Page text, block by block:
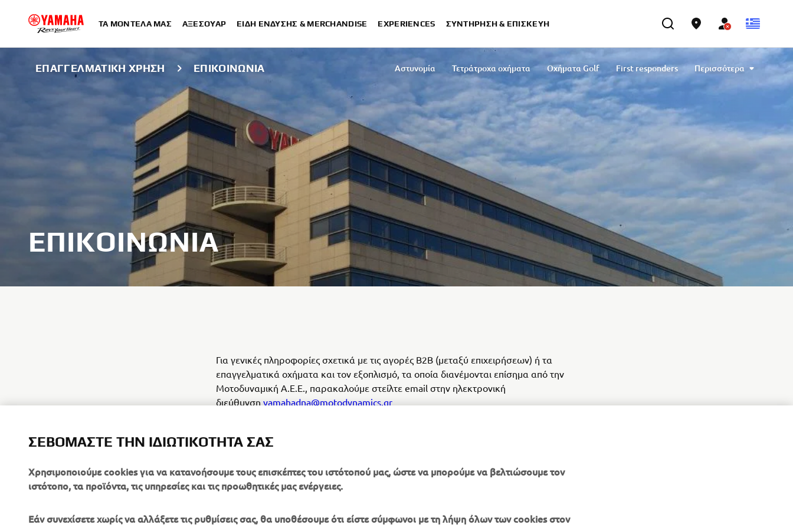
ΤΑ ΜΟΝΤΈΛΑ ΜΑΣ ΑΞΕΣΟΥΆΡ ΕΊΔΗ ΈΝΔΥΣΗΣ & MERCHANDISE EXPERIENCES ΣΥΝΤΉΡΗΣΗ & ΕΠΙΣΚΕΥΉ
ΕΠΑΓΓΕΛΜΑΤΙΚΉ ΧΡΉΣΗ ΕΠΙΚΟΙΝΩΝΊΑ Αστυνομία Τετράτροχα οχήματα Οχήματα Golf
First responders
Σχολές Οδήγησης
Γεννήτριες Επικοινωνία
Περισσότερα
ΕΠΙΚΟΙΝΩΝΊΑ
Για γενικές πληροφορίες σχετικά με τις αγορές B2B (μεταξύ επιχειρήσεων) ή τα
επαγγελματικά οχήματα και τον εξοπλισμό, τα οποία διανέμονται επίσημα από την
Μοτοδυναμική Α.Ε.Ε., παρακαλούμε στείλτε email στην ηλεκτρονική
διεύθυνση yamahadna@motodynamics.gr
ΣΕΒΌΜΑΣΤΕ ΤΗΝ ΙΔΙΩΤΙΚΌΤΗΤΆ ΣΑΣ
Χρησιμοποιούμε cookies για να κατανοήσουμε τους επισκέπτες του ιστότοπού μας, ώστε να μπορούμε να βελτιώσουμε τον
ιστότοπο, τα προϊόντα, τις υπηρεσίες και τις προωθητικές μας ενέργειες.
Εάν συνεχίσετε χωρίς να αλλάξετε τις ρυθμίσεις σας, θα υποθέσουμε ότι είστε σύμφωνοι με τη λήψη όλων των cookies στον